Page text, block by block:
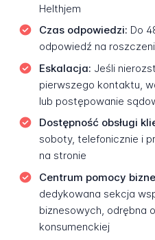
Helthjem
Czas odpowiedzi: Do
odpowiedź na
Eskalacja: Jeśli
pierwszego kontaktu,
lub postępowanie
Dostępność obsługi
soboty, telefonicznie i
na stronie
Centrum pomocy
dedykowana sekcja
biznesowych, odrębna
konsumenckiej